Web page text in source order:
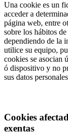
Una cookie es un
acceder a
página web, entre
sobre los hábitos
dependiendo de la
utilice su equipo,
cookies se asocian
ó dispositivo y no
sus datos
Cookies
exentas